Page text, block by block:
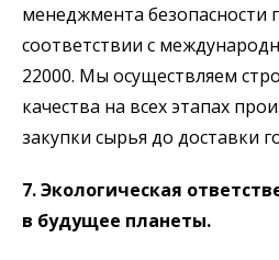
менеджмента
соответствии с
22000. Мы осуществляем
качества на всех этапах
закупки сырья до доставки
7. Экологическая
в будущее планеты.